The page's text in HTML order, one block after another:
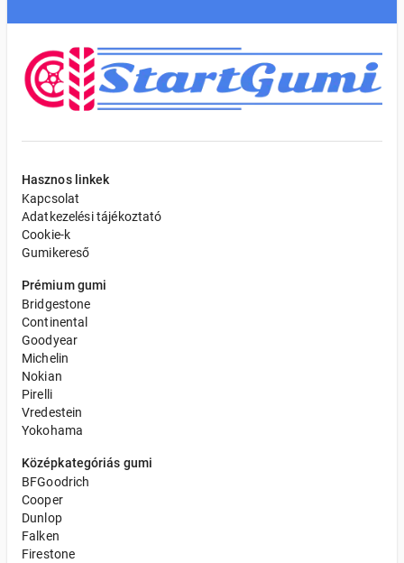
Hasznos linkek
Kapcsolat
Adatkezelési tájékoztató
Cookie-k
Gumikereső
Prémium gumi
Bridgestone
Continental
Goodyear
Michelin
Nokian
Pirelli
Vredestein
Yokohama
Középkategóriás gumi
BFGoodrich
Cooper
Dunlop
Falken
Firestone